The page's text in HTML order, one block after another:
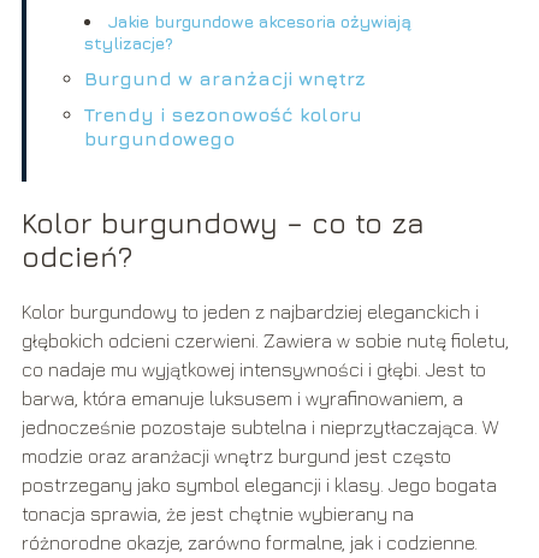
Jakie burgundowe akcesoria ożywiają
stylizacje?
Burgund w aranżacji wnętrz
Trendy i sezonowość koloru
burgundowego
Kolor burgundowy – co to za
odcień?
Kolor burgundowy to jeden z najbardziej eleganckich i
głębokich odcieni czerwieni. Zawiera w sobie nutę fioletu,
co nadaje mu wyjątkowej intensywności i głębi. Jest to
barwa, która emanuje luksusem i wyrafinowaniem, a
jednocześnie pozostaje subtelna i nieprzytłaczająca. W
modzie oraz aranżacji wnętrz burgund jest często
postrzegany jako symbol elegancji i klasy. Jego bogata
tonacja sprawia, że jest chętnie wybierany na
różnorodne okazje, zarówno formalne, jak i codzienne.